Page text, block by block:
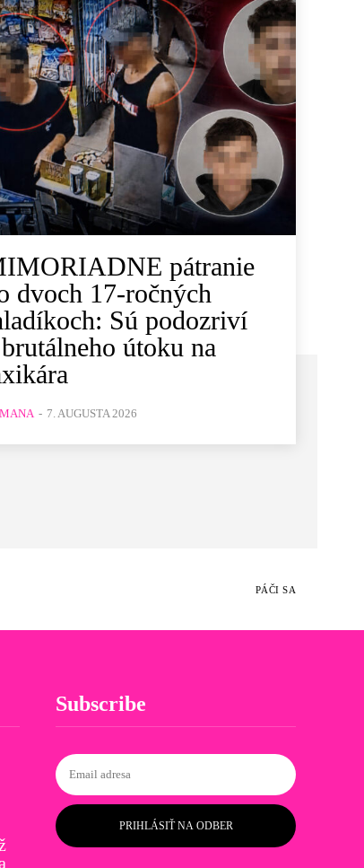
pátranie
dvoch 17-ročných
Sú podozriví
útoku na
- 7. AUGUSTA 2026
PÁČI SA
Subscribe
PRIHLÁSIŤ NA ODBER